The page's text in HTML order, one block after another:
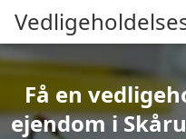
Få en
ejendom i